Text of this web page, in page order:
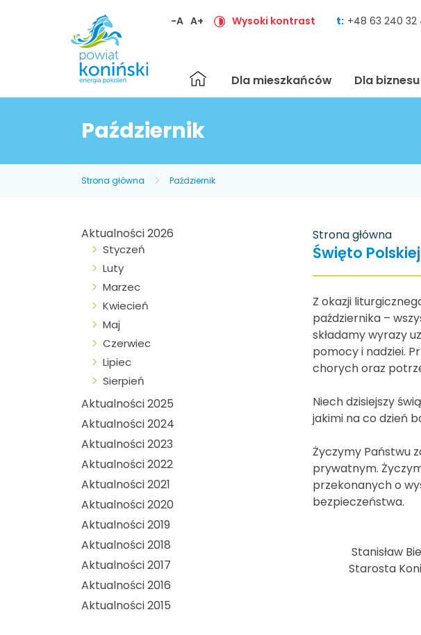
-A A+ Wysoki kontrast t: +48 63 240 32
Strona
główna
Dla mieszkańców Dla biznesu
Październik
Strona główna Październik
Aktualności 2026
Styczeń
Luty
Marzec
Kwiecień
Maj
Czerwiec
Lipiec
Sierpień
Aktualności 2025
Aktualności 2024
Aktualności 2023
Aktualności 2022
Aktualności 2021
Aktualności 2020
Aktualności 2019
Aktualności 2018
Aktualności 2017
Aktualności 2016
Aktualności 2015
Strona główna
Święto
Z okazji
października –
składamy wyrazy
pomocy i nadziei.
chorych oraz
Niech dzisiejszy
jakimi na co dzień
Życzymy Państwu
prywatnym.
przekonanych o
bezpieczeństwa.
Rady